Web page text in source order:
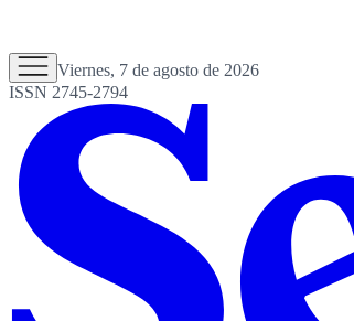
Viernes, 7 de agosto de 2026
ISSN 2745-2794